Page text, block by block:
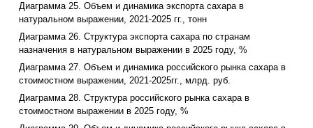
Диаграмма 25. Объем и динамика экспорта сахара в
натуральном выражении, 2021-2025 гг., тонн
Диаграмма 26. Структура экспорта сахара по странам
назначения в натуральном выражении в 2025 году, %
Диаграмма 27. Объем и динамика российского рынка сахара в
стоимостном выражении, 2021-2025гг., млрд. руб.
Диаграмма 28. Структура российского рынка сахара в
стоимостном выражении в 2025 году, %